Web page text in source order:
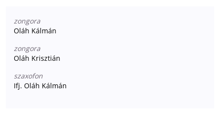
zongora
Oláh Kálmán
zongora
Oláh Krisztián
szaxofon
Ifj. Oláh Kálmán